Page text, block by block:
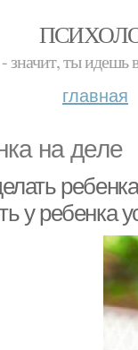
- значит, ты
главная
на деле
у ребенка